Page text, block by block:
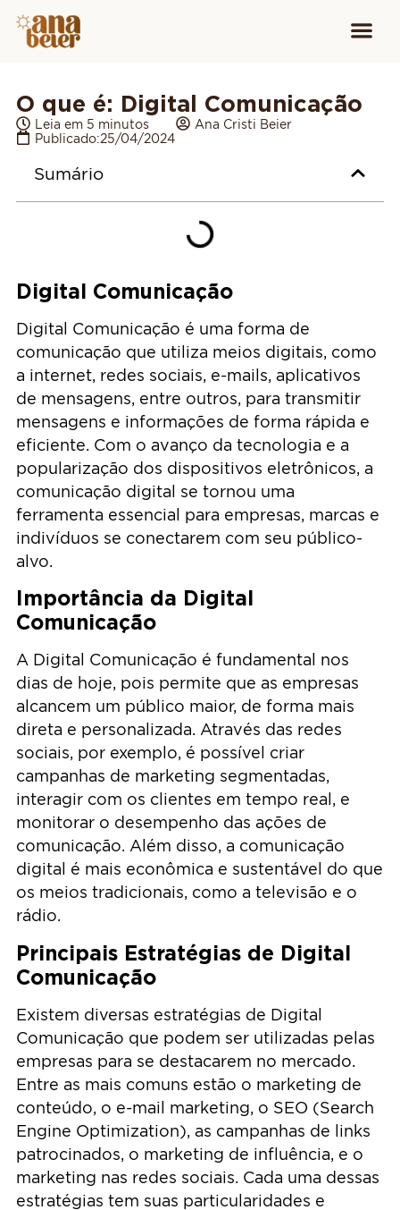
O que é: Digital Comunicação
Leia em 5 minutos
Ana Cristi Beier
Publicado:25/04/2024
Sumário
Digital Comunicação
Digital Comunicação é uma forma de
comunicação que utiliza meios digitais, como
a internet, redes sociais, e-mails, aplicativos
de mensagens, entre outros, para transmitir
mensagens e informações de forma rápida e
eficiente. Com o avanço da tecnologia e a
popularização dos dispositivos eletrônicos, a
comunicação digital se tornou uma
ferramenta essencial para empresas, marcas e
indivíduos se conectarem com seu público-
alvo.
Importância da Digital
Comunicação
A Digital Comunicação é fundamental nos
dias de hoje, pois permite que as empresas
alcancem um público maior, de forma mais
direta e personalizada. Através das redes
sociais, por exemplo, é possível criar
campanhas de marketing segmentadas,
interagir com os clientes em tempo real, e
monitorar o desempenho das ações de
comunicação. Além disso, a comunicação
digital é mais econômica e sustentável do que
os meios tradicionais, como a televisão e o
rádio.
Principais Estratégias de Digital
Comunicação
Existem diversas estratégias de Digital
Comunicação que podem ser utilizadas pelas
empresas para se destacarem no mercado.
Entre as mais comuns estão o marketing de
conteúdo, o e-mail marketing, o SEO (Search
Engine Optimization), as campanhas de links
patrocinados, o marketing de influência, e o
marketing nas redes sociais. Cada uma dessas
estratégias tem suas particularidades e